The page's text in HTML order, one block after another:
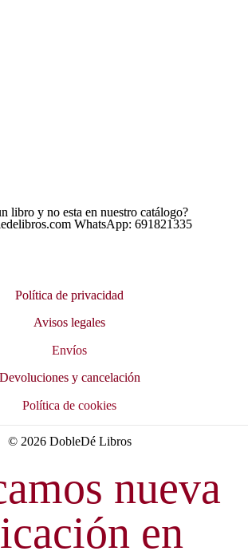
libro y no esta en nuestro catálogo?
WhatsApp: 691821335
Política de privacidad
Avisos legales
Envíos
Devoluciones y cancelación
Política de cookies
© 2026 DobleDé Libros
nueva
en